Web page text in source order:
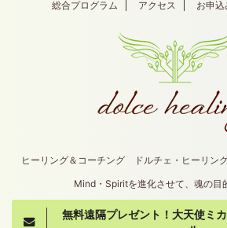
総合プログラム
アクセス お申
ヒーリング＆コーチング ドルチェ・ヒーリン
Mind・Spiritを進化させて、魂の目
無料遠隔プレゼント！大天使ミ
Copyright© dolce healing , 2026